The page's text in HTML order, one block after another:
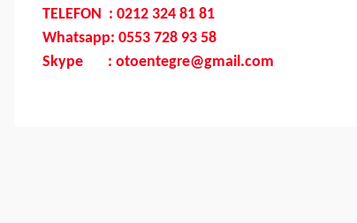
TELEFON : 0212 324 81 81
Whatsapp: 0553 728 93 58
Skype : otoentegre@gmail.com